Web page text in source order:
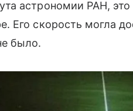
астрономии РАН,
Его скорость могла
было.